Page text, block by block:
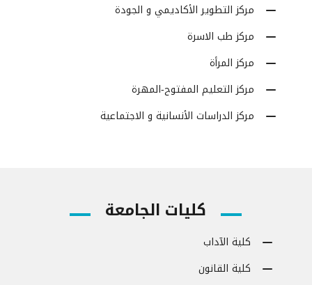
مركز التطوير الأكاديمي و الجودة
مركز طب الاسرة
مركز المرأة
مركز التعليم المفتوح-المهرة
مركز الدراسات الأنسانية و الاجتماعية
كليات الجامعة
كلية الآداب
كلية القانون